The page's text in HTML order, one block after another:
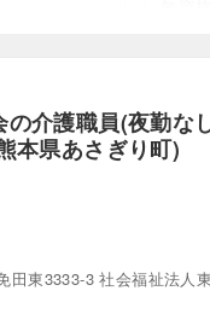
介護
福祉
雇用形態
介護職員(夜勤な
本県あさぎり町)
田東3333-3 社会福祉法人